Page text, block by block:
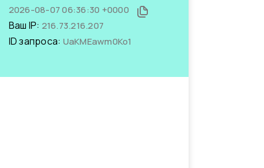
2026-08-07 06:36:30 +0000
Ваш IP: 216.73.216.207
ID запроса: UaKMEawm0Ko1